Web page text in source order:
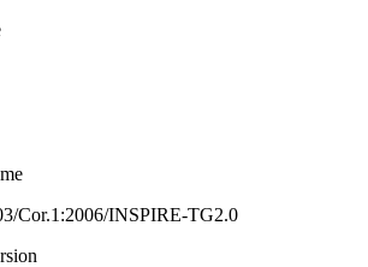
Cor.1:2006/INSPIRE-TG2.0